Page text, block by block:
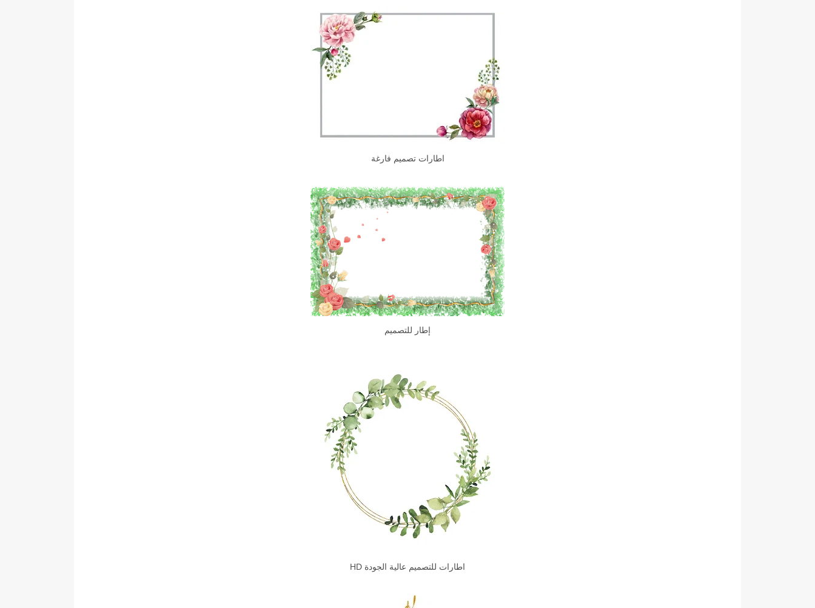
اطارات تصميم فارغة
إطار للتصميم
اطارات للتصميم عالية الجودة HD